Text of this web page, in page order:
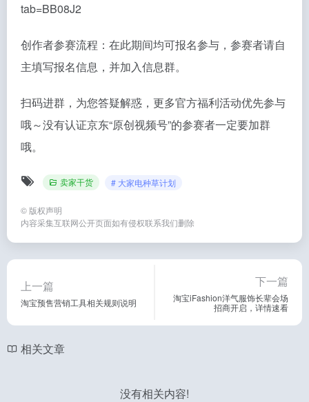
tab=BB08J2
创作者参赛流程：在此期间均可报名参与，参赛者请自
主填写报名信息，并加入信息群。
扫码进群，为您答疑解惑，更多官方福利活动优先参与
哦～没有认证京东“原创视频号”的参赛者一定要加群
哦。
卖家干货 # 大家电种草计划
© 版权声明
内容采集互联网公开页面如有侵权联系我们删除
上一篇
淘宝预售营销工具相关规则说明
下一篇
淘宝iFashion洋气服饰长辈会场
招商开启，详情速看
相关文章
没有相关内容!